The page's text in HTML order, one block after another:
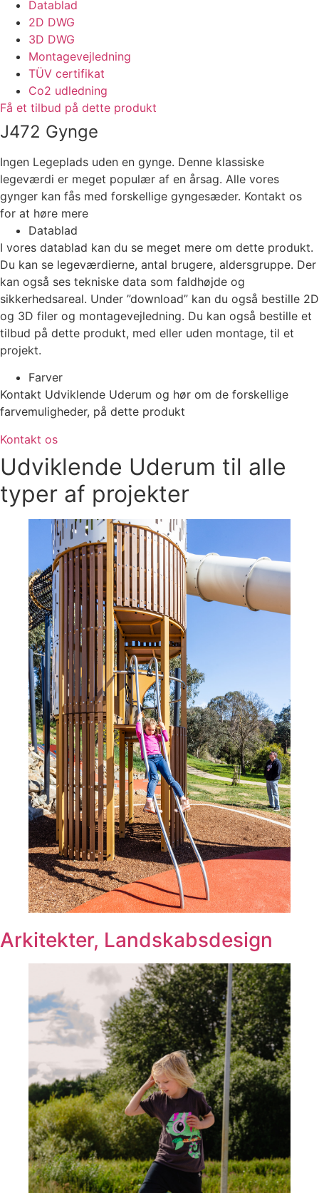
Datablad
2D DWG
3D DWG
Montagevejledning
TÜV certifikat
Co2 udledning
Få et tilbud på dette produkt
J472 Gynge
Ingen Legeplads uden en gynge. Denne klassiske
legeværdi er meget populær af en årsag. Alle vores
gynger kan fås med forskellige gyngesæder. Kontakt os
for at høre mere
Datablad
I vores datablad kan du se meget mere om dette produkt.
Du kan se legeværdierne, antal brugere, aldersgruppe. Der
kan også ses tekniske data som faldhøjde og
sikkerhedsareal. Under ”download” kan du også bestille 2D
og 3D filer og montagevejledning. Du kan også bestille et
tilbud på dette produkt, med eller uden montage, til et
projekt.
Farver
Kontakt Udviklende Uderum og hør om de forskellige
farvemuligheder, på dette produkt
Kontakt os
Udviklende Uderum til alle
typer af projekter
Arkitekter, Landskabsdesign